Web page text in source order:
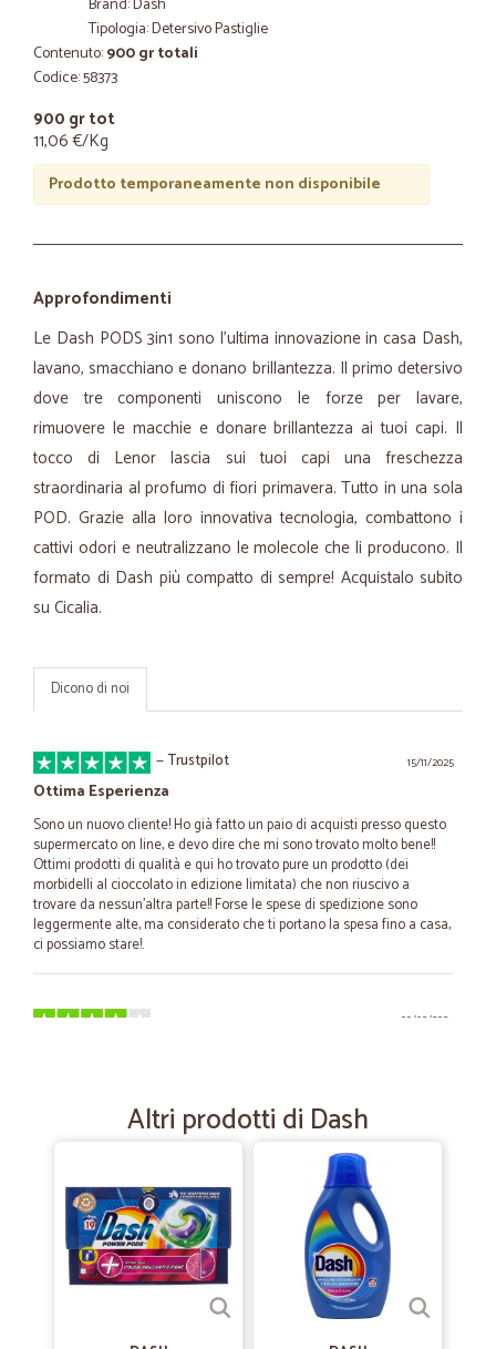
Tipologia: Detersivo Pastiglie
Contenuto:900 gr totali
Codice: 58373
900 gr tot
11,06 €/Kg
Prodotto temporaneamente non disponibile
Approfondimenti
Le Dash PODS 3in1 sono l'ultima innovazione in casa Dash,
lavano, smacchiano e donano brillantezza. Il primo detersivo
dove tre componenti uniscono le forze per lavare,
rimuovere le macchie e donare brillantezza ai tuoi capi. Il
tocco di Lenor lascia sui tuoi capi una freschezza
straordinaria al profumo di fiori primavera. Tutto in una sola
POD. Grazie alla loro innovativa tecnologia, combattono i
cattivi odori e neutralizzano le molecole che li producono. Il
formato di Dash più compatto di sempre! Acquistalo subito
su Cicalia.
Dicono di noi
15/11/2025
—Trustpilot
Ottima Esperienza
Sono un nuovo cliente! Ho già fatto un paio di acquisti presso questo
supermercato on line, e devo dire che mi sono trovato molto bene!!
Ottimi prodotti di qualità e qui ho trovato pure un prodotto (dei
morbidelli al cioccolato in edizione limitata) che non riuscivo a
trovare da nessun'altra parte!! Forse le spese di spedizione sono
leggermente alte, ma considerato che ti portano la spesa fino a casa,
ci possiamo stare!.
09/02/2024
Facile e comoda
Al momento ho fatto la spesa due volte e sono molto soddisfatta,
consegna super veloce. Il sito é facile e comodo per ordinare, c é
molta scelta di prodotti e la verdura e frutta sono freschissimi.
Altri prodotti di Dash